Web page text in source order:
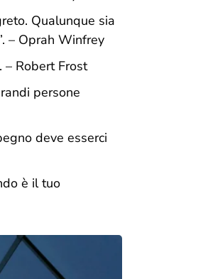
Qualunque sia
– Oprah Winfrey
– Robert Frost
persone
deve esserci
è il tuo